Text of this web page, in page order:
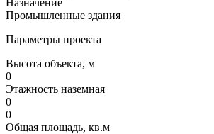
Назначение
Промышленные здания
Параметры проекта
Высота объекта, м
0
Этажность наземная
0
0
Общая площадь, кв.м